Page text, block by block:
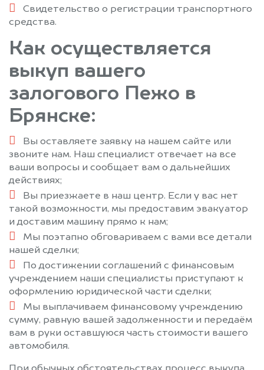
Свидетельство о регистрации транспортного
средства.
Как осуществляется
выкуп вашего
залогового Пежо в
Брянске:
Вы оставляете заявку на нашем сайте или
звоните нам. Наш специалист отвечает на все
ваши вопросы и сообщает вам о дальнейших
действиях;
Вы приезжаете в наш центр. Если у вас нет
такой возможности, мы предоставим эвакуатор
и доставим машину прямо к нам;
Мы поэтапно обговариваем с вами все детали
нашей сделки;
По достижении соглашений с финансовым
учреждением наши специалисты приступают к
оформлению юридической части сделки;
Мы выплачиваем финансовому учреждению
сумму, равную вашей задолженности и передаём
вам в руки оставшуюся часть стоимости вашего
автомобиля.